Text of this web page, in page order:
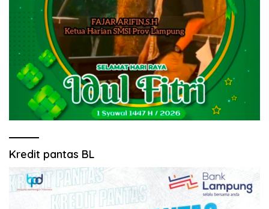
Kredit pantas BL